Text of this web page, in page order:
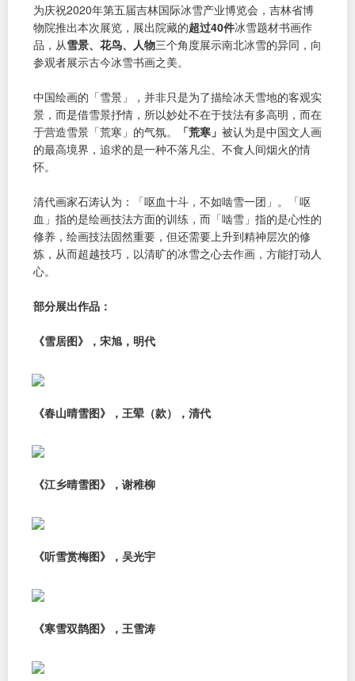
为庆祝2020年第五届吉林国际冰雪产业博览会，吉林省博
物院推出本次展览，展出院藏的超过40件冰雪题材书画作
品，从雪景、花鸟、人物三个角度展示南北冰雪的异同，向
参观者展示古今冰雪书画之美。
中国绘画的「雪景」，并非只是为了描绘冰天雪地的客观实
景，而是借雪景抒情，所以妙处不在于技法有多高明，而在
于营造雪景「荒寒」的气氛。
「荒寒」 被认为是中国文人画
的最高境界，追求的是一种不落凡尘、不食人间烟火的情
怀。
清代画家石涛认为：「呕血十斗，不如啮雪一团」。「呕
血」指的是绘画技法方面的训练，而「啮雪」指的是心性的
修养，绘画技法固然重要，但还需要上升到精神层次的修
炼，从而超越技巧，以清旷的冰雪之心去作画，方能打动人
心。
部分展出作品：
《雪居图》，宋旭，明代
《春山晴雪图》，王翚（款），清代
《江乡晴雪图》，谢稚柳
《听雪赏梅图》，吴光宇
《寒雪双鹊图》，王雪涛